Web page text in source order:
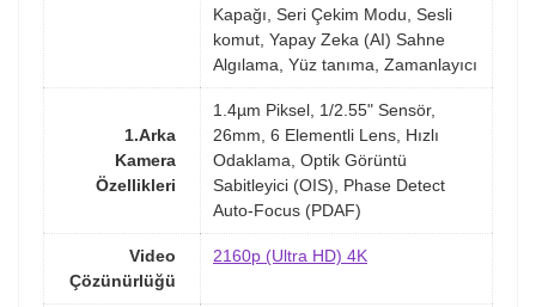
Kapağı, Seri Çekim Modu, Sesli
komut, Yapay Zeka (AI) Sahne
Algılama, Yüz tanıma, Zamanlayıcı
1.Arka
Kamera
Özellikleri
1.4µm Piksel, 1/2.55" Sensör,
26mm, 6 Elementli Lens, Hızlı
Odaklama, Optik Görüntü
Sabitleyici (OIS), Phase Detect
Auto-Focus (PDAF)
Video
Çözünürlüğü
2160p (Ultra HD) 4K